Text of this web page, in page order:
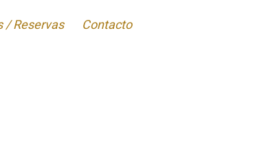
/ Reservas Contacto